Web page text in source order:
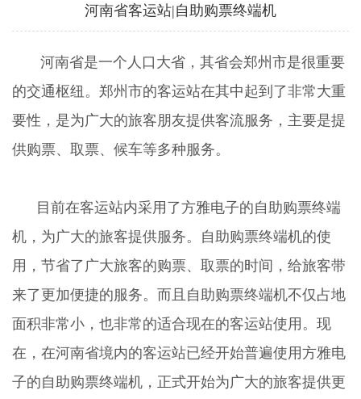
河南省客运站|自助购票终端机
河南省是一个人口大省，其省会郑州市是很重要
的交通枢纽。郑州市的客运站在其中起到了非常大重
要性，是为广大的旅客朋友提供客流服务，主要是提
供购票、取票、候车等多种服务。
目前在客运站内采用了方雅电子的自助购票终端
机，为广大的旅客提供服务。自助购票终端机的使
用，节省了广大旅客的购票、取票的时间，给旅客带
来了更加便捷的服务。而且自助购票终端机不仅占地
面积非常小，也非常的适合现在的客运站使用。现
在，在河南省境内的客运站已经开始普遍使用方雅电
子的自助购票终端机，正式开始为广大的旅客提供更